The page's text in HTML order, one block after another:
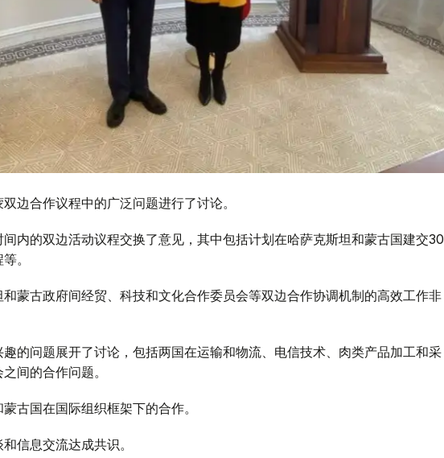
边合作议程中的广泛问题进行了讨论。
内的双边活动议程交换了意见，其中包括计划在哈萨克斯坦和蒙古国建交30
。
蒙古政府间经贸、科技和文化合作委员会等双边合作协调机制的高效工作非
的问题展开了讨论，包括两国在运输和物流、电信技术、肉类产品加工和采
间的合作问题。
古国在国际组织框架下的合作。
信息交流达成共识。